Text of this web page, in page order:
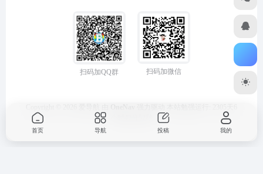
扫码加QQ群 扫码加微信
首页 导航 投稿 我的